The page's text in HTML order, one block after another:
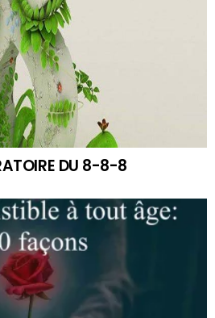
DU 8-8-8